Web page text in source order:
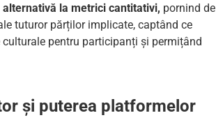
la metrici cantitativi, pornind de
tuturor părților implicate, captând ce
pentru participanți și permițând
și puterea platformelor